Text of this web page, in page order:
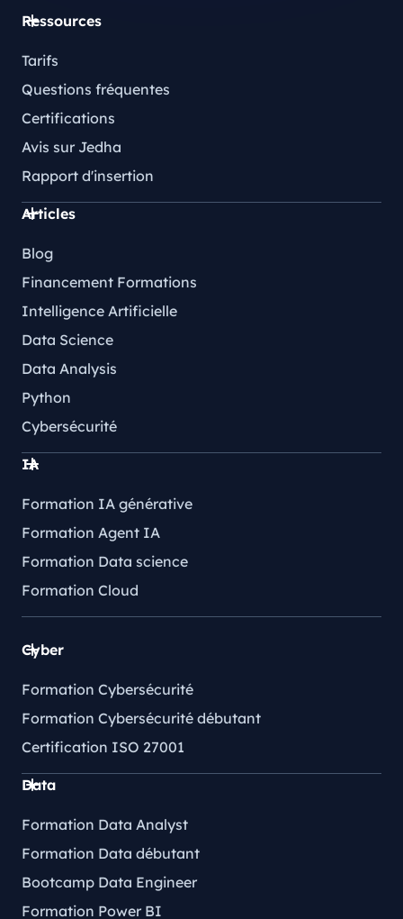
Ressources
Tarifs
Questions fréquentes
Certifications
Avis sur Jedha
Rapport d'insertion
Articles
Blog
Financement Formations
Intelligence Artificielle
Data Science
Data Analysis
Python
Cybersécurité
IA
Formation IA générative
Formation Agent IA
Formation Data science
Formation Cloud
Cyber
Formation Cybersécurité
Formation Cybersécurité débutant
Certification ISO 27001
Data
Formation Data Analyst
Formation Data débutant
Bootcamp Data Engineer
Formation Power BI